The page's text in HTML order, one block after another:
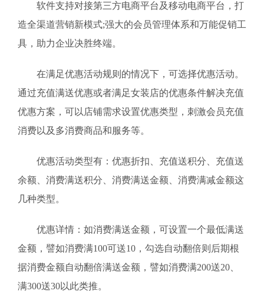
软件支持对接第三方电商平台及移动电商平台，打
造全渠道营销新模式;强大的会员管理体系和万能促销工
具，助力企业决胜终端。
在满足优惠活动规则的情况下，可选择优惠活动。
通过充值满送优惠或者满足女装店的优惠条件解决充值
优惠方案，可以店铺需求设置优惠类型，刺激会员充值
消费以及多消费商品和服务等。
优惠活动类型有：优惠折扣、充值送积分、充值送
余额、消费满送积分、消费满送金额、消费满减金额这
几种类型。
优惠详情：如消费满送金额，可设置一个最低满送
金额，譬如消费满100可送10，勾选自动翻倍则后期根
据消费金额自动翻倍满送金额，譬如消费满200送20、
满300送30以此类推。